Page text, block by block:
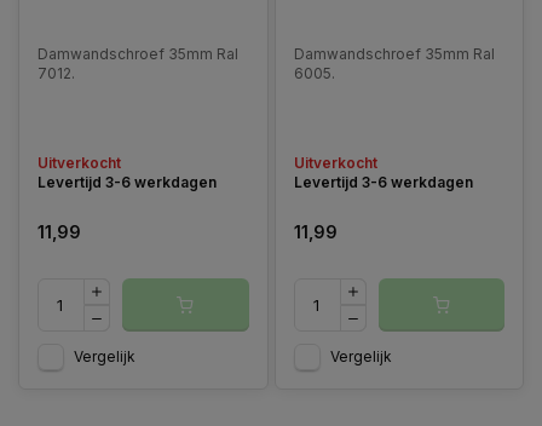
Damwandschroef 35mm Ral
7012.
Uitverkocht
Levertijd 3-6 werkdagen
11,99
Vergelijk
Damwandschroef 35mm Ral
6005.
Uitverkocht
Levertijd 3-6 werkdagen
11,99
Vergelijk